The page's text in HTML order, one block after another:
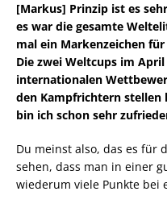
[Markus] Prinzip ist es
es war die gesamte
mal ein Markenzeichen
Die zwei Weltcups im
internationalen
den Kampfrichtern stellen
bin ich schon sehr
Du meinst also, das es für
sehen, dass man in einer
wiederum viele Punkte bei